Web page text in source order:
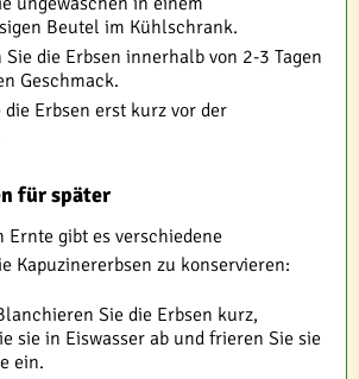
Beutel im Kühlschrank.
die Erbsen innerhalb von 2-3 Tagen
Geschmack.
die Erbsen erst kurz vor der
für später
Ernte gibt es verschiedene
Kapuzinererbsen zu konservieren:
Sie die Erbsen kurz,
sie in Eiswasser ab und frieren Sie sie
ein.